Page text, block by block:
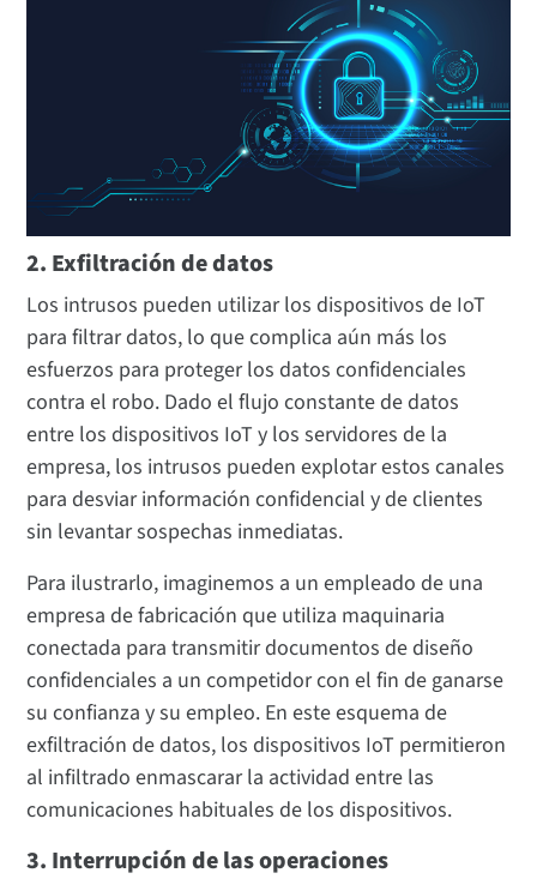
2. Exfiltración de datos
Los intrusos pueden utilizar los dispositivos de IoT
para filtrar datos, lo que complica aún más los
esfuerzos para proteger los datos confidenciales
contra el robo. Dado el flujo constante de datos
entre los dispositivos IoT y los servidores de la
empresa, los intrusos pueden explotar estos canales
para desviar información confidencial y de clientes
sin levantar sospechas inmediatas.
Para ilustrarlo, imaginemos a un empleado de una
empresa de fabricación que utiliza maquinaria
conectada para transmitir documentos de diseño
confidenciales a un competidor con el fin de ganarse
su confianza y su empleo. En este esquema de
exfiltración de datos, los dispositivos IoT permitieron
al infiltrado enmascarar la actividad entre las
comunicaciones habituales de los dispositivos.
3. Interrupción de las operaciones